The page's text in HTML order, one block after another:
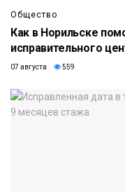
Общество
Как в Норильске
исправительного
07 августа 559